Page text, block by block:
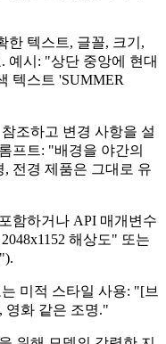
한 텍스트, 글꼴, 크기,
예시: "상단 중앙에 현대
텍스트 'SUMMER
조하고 변경 사항을 설
프트: "배경을 야간의
전경 제품은 그대로 유
함하거나 API 매개변수
해상도" 또는
미적 스타일 사용: "[브
영화 같은 조명."